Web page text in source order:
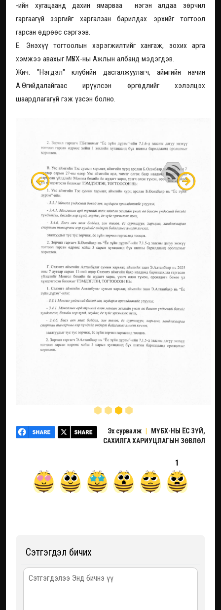
-ийн хугацаанд дахин ямарваа нэгэн алдаа зөрчил
гаргаагүй зэргийг харгалзан барилдах эрхийг тогтоол
гарсан өдрөөс сэргээв.
Е. Энэхүү тогтоолын хэрэгжилтийг хангаж, зохих арга
хэмжээ авахыг МҮБХ-ны Ажлын албанд мэдэгдэв.
Жич: "Нэгдэл" клубийн дасгалжуулагч, аймгийн начин
А.Өгийдалайгаас ирүүлсэн өргөдлийг хэлэлцэх
шаардлагагүй гэж үзсэн болно.
Эх сурвалж
МҮБХ-НЫ ЁС ЗҮЙ,
САХИЛГА ХАРИУЦЛАГЫН ЗӨВЛӨЛ
1
Сэтгэгдэл бичих